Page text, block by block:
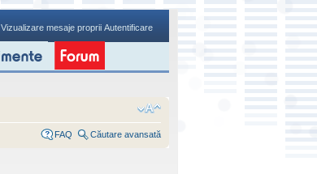
Vizualizare mesaje proprii Autentificare
FAQ Căutare avansată